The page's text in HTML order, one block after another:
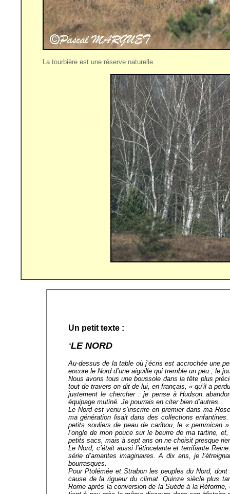
La tourbière est une réserve naturelle.
Un petit texte :
"LE NORD
Au-dessus de la table où j’écris est accrochée une
encore le Nord d’une aiguille qui tremble un peu ; le
Nous avons tous une boussole dans la tête plus
tout de travers on dit de lui, en français, « qu’il a
justement le chercher : je pense à Hudson
équipage mutiné. Je pourrais en citer bien d’autres.
Le Nord est venu s’inscrire en premier dans ma
ma génération lisait dans des collections
petits souliers de peau de caribou, le « pemmican
l’ongle de mon pouce sur le beurre de ma tartine,
petits sacs, mais à sept ans on ne choisit presque
Le Nord, c’était aussi l’étincelante et terrifiante
série d’amantes imaginaires. A dix ans, je
bourrasques.
Pour Ptolémée et Strabon les peuples du Nord,
cause de la rigueur du climat. Quinze siècle plus
Rome après la conversion de la Suède à la